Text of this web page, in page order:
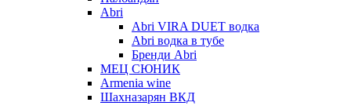
Abri
Abri VIRA DUET водка
Abri водка в тубе
Бренди Abri
МЕЦ СЮНИК
Armenia wine
Шахназарян ВКД